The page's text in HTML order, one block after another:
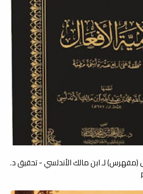
(مفهرس) لـ ابن مالك الأندلسي - تحقيق د.